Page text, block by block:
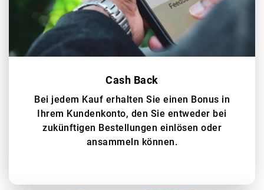
Cash Back
Bei jedem Kauf erhalten Sie einen Bonus in
Ihrem Kundenkonto, den Sie entweder bei
zukünftigen Bestellungen einlösen oder
ansammeln können.